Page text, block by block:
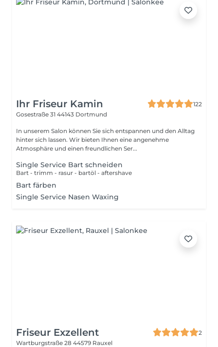
Ihr Friseur Kamin
122
Gosestraße 31 44143 Dortmund
In unserem Salon können Sie sich entspannen und den Alltag
hinter sich lassen. Wir bieten Ihnen eine angenehme
Atmosphäre und einen freundlichen Ser...
Single Service Bart schneiden
Bart - trimm - rasur - bartöl - aftershave
Bart färben
Single Service Nasen Waxing
Friseur Exzellent
2
Wartburgstraße 28 44579 Rauxel